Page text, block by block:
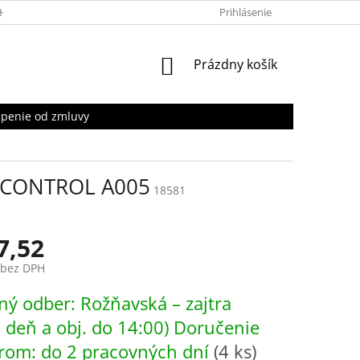
OSOBNÝCH ÚDAJOV Prihlásenie
NÁKUPNÝ
Prázdny košík
od zmluvy
A005 18581
DPH
odber: Rožňavská – zajtra
deň a obj. do 14:00) Doručenie
do 2 pracovných dní (4 ks)